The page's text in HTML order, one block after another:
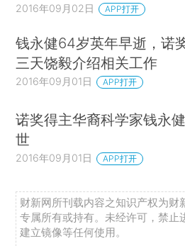
2016年09月02日 APP打开
钱永健64岁英年早逝，诺
三天饶毅介绍相关工作
2016年09月01日 APP打开
诺奖得主华裔科学家钱永
世
2016年09月01日 APP打开
财新网所刊载内容之知识产权为财
专属所有或持有。未经许可，禁止
建立镜像等任何使用。